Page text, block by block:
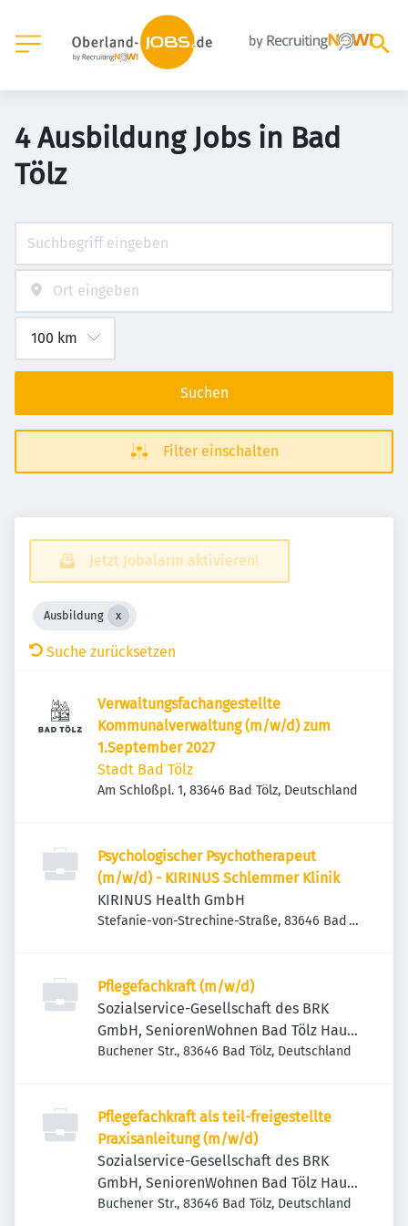
4 Ausbildung Jobs in Bad
Tölz
Suchen
Filter einschalten
Jetzt Jobalarm aktivieren!
Ausbildung
Suche zurücksetzen
Verwaltungsfachangestellte
Kommunalverwaltung (m/w/d) zum
1.September 2027
Stadt Bad Tölz
Am Schloßpl. 1, 83646 Bad Tölz, Deutschland
Psychologischer Psychotherapeut
(m/w/d) - KIRINUS Schlemmer Klinik
KIRINUS Health GmbH
Stefanie-von-Strechine-Straße, 83646 Bad
Pflegefachkraft (m/w/d)
Sozialservice-Gesellschaft des BRK
GmbH, SeniorenWohnen Bad Tölz Haus
am Park
Buchener Str., 83646 Bad Tölz, Deutschland
Pflegefachkraft als teil-freigestellte
Praxisanleitung (m/w/d)
Sozialservice-Gesellschaft des BRK
GmbH, SeniorenWohnen Bad Tölz Haus
am Park
Buchener Str., 83646 Bad Tölz, Deutschland